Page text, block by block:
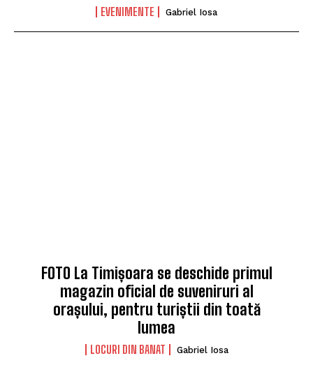
EVENIMENTE Gabriel Iosa
FOTO La Timișoara se deschide primul
magazin oficial de suveniruri al
orașului, pentru turiștii din toată
lumea
LOCURI DIN BANAT Gabriel Iosa